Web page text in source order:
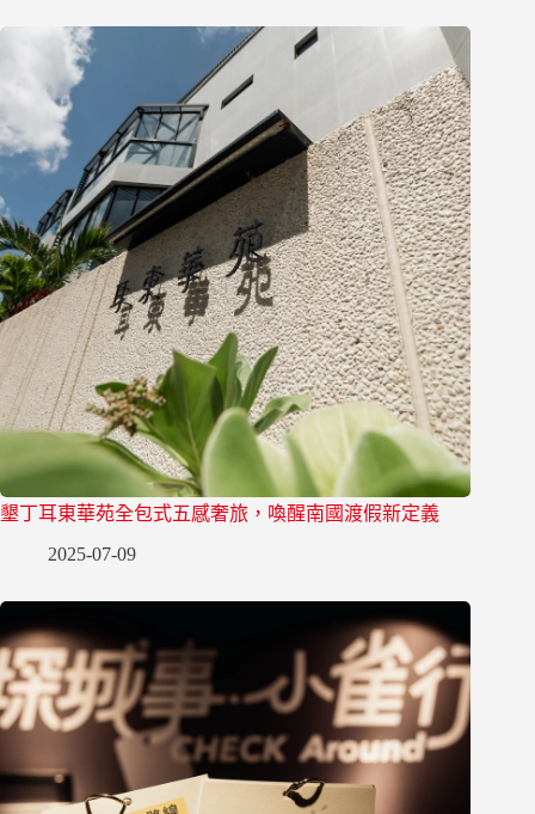
墾丁耳東華苑全包式五感奢旅，喚醒南國渡假新定義
2025-07-09